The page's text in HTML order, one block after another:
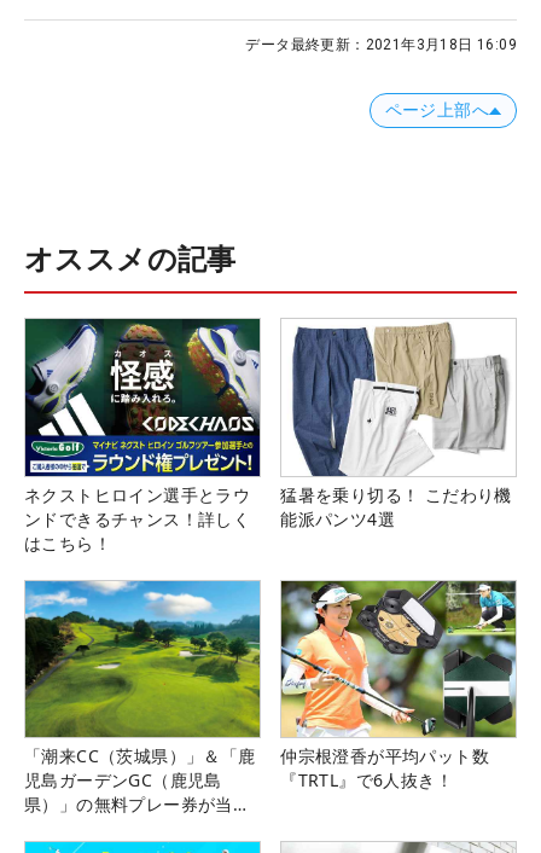
データ最終更新： 2021年3月18日 16:09
ページ上部へ
オススメの記事
ネクストヒロイン選手とラウ
ンドできるチャンス！詳しく
はこちら！
猛暑を乗り切る！ こだわり機
能派パンツ4選
「潮来CC（茨城県）」＆「鹿
児島ガーデンGC（鹿児島
県）」の無料プレー券が当た
仲宗根澄香が平均パット数
『TRTL』で6人抜き！